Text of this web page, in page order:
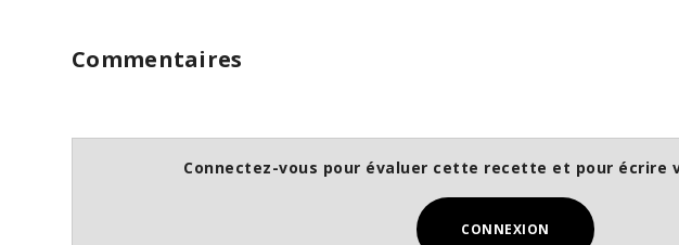
Commentaires
Connectez-vous pour évaluer cette recette et pour écrire
CONNEXION